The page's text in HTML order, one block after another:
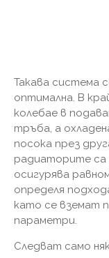
Такава система
оптимална. В
колебае в
тръба, а
посока през
радиаторите са
осигурява
определя
като се вземат
параметри.
Следват само